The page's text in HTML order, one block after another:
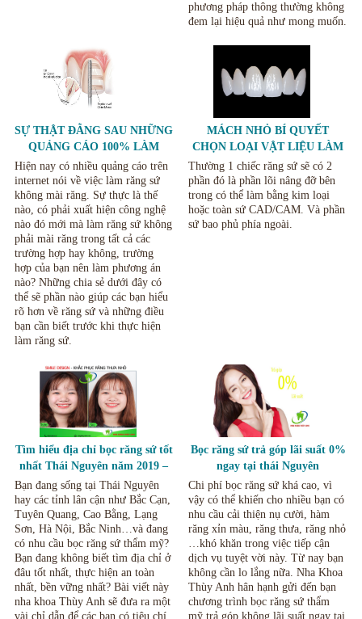
phương pháp thông thường không
đem lại hiệu quả như mong muốn.
SỰ THẬT ĐẰNG SAU NHỮNG
QUẢNG CÁO 100% LÀM
RĂNG SỨ KHÔNG MÀI
RĂNG.
Hiện nay có nhiều quảng cáo trên
internet nói về việc làm răng sứ
không mài răng. Sự thực là thế
nào, có phải xuất hiện công nghệ
nào đó mới mà làm răng sứ không
phải mài răng trong tất cả các
trường hợp hay không, trường
hợp của bạn nên làm phương án
nào? Những chia sẻ dưới đây có
thể sẽ phần nào giúp các bạn hiểu
rõ hơn về răng sứ và những điều
bạn cần biết trước khi thực hiện
làm răng sứ.
MÁCH NHỎ BÍ QUYẾT
CHỌN LOẠI VẬT LIỆU LÀM
BỌC RĂNG NÊN CHỌN LOẠI
RĂNG NÀO CHO PHÙ HỢP.
Thường 1 chiếc răng sứ sẽ có 2
phần đó là phần lõi nâng đỡ bên
trong có thể làm bằng kim loại
hoặc toàn sứ CAD/CAM. Và phần
sứ bao phủ phía ngoài.
Tìm hiểu địa chỉ bọc răng sứ tốt
nhất Thái Nguyên năm 2019 –
2020
Bạn đang sống tại Thái Nguyên
hay các tỉnh lân cận như Bắc Cạn,
Tuyên Quang, Cao Bằng, Lạng
Sơn, Hà Nội, Bắc Ninh…và đang
có nhu cầu bọc răng sứ thẩm mỹ?
Bạn đang không biết tìm địa chỉ ở
đâu tốt nhất, thực hiện an toàn
nhất, bền vững nhất? Bài viết này
nha khoa Thùy Anh sẽ đưa ra một
vài chỉ dẫn để các bạn có tiêu chí
Bọc răng sứ trả góp lãi suất 0%
ngay tại thái Nguyên
Chi phí bọc răng sứ khá cao, vì
vậy có thể khiến cho nhiều bạn có
nhu cầu cải thiện nụ cười, hàm
răng xỉn màu, răng thưa, răng nhỏ
…khó khăn trong việc tiếp cận
dịch vụ tuyệt vời này. Từ nay bạn
không cần lo lắng nữa. Nha Khoa
Thùy Anh hân hạnh gửi đến bạn
chương trình bọc răng sứ thẩm
mỹ trả góp không lãi suất ngay tại